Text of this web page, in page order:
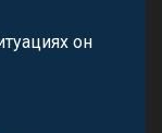
он